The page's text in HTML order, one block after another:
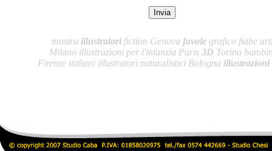
mostra illustratori fiction Genova favole grafico fiabe
Milano illustrazioni per l'infanzia Paris 3D Torino
Firenze italiani illustratori naturalistici Bologna illustrazioni